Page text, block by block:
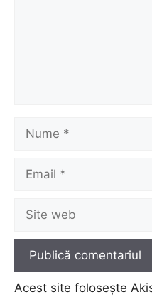
Nume
Email
Site
web
Acest site folosește